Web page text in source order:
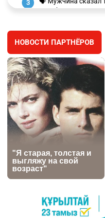
3
заработал
⚠️ Доброе утро,
главных новостей
2725 0 1
5
🗣Глава
соболезнования
қаһарманы Ивана
2721 2 42
6
🇫🇷 Клуб ПСЖ
футбольной
🚗 Казахстанцев
автокредиты за
НОВОСТИ ПАРТНЁРОВ